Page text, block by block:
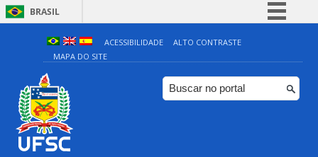
BRASIL
Simplifique!
Comunica BR
Participe
ACESSIBILIDADE
ALTO CONTRASTE
MAPA DO SITE